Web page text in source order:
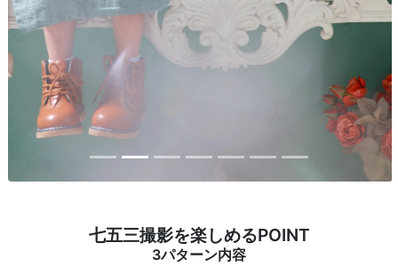
七五三撮影を楽しめるPOINT
3パターン内容